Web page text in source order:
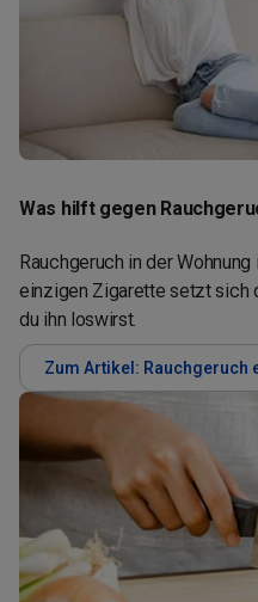
Was hilft gegen
Rauchgeruch in der
einzigen Zigarette setzt sich
du ihn loswirst.
Zum Artikel: Rauchgeruch